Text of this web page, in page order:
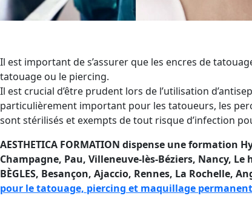
Il est important de s’assurer que les encres de
tatouage ou le piercing.
Il est crucial d’être prudent lors de l’utilisation
particulièrement important pour les tatoueurs, les
sont stérilisés et exempts de tout risque d’infection
AESTHETICA FORMATION dispense une
Champagne, Pau, Villeneuve-lès-Béziers, Nancy,
BÈGLES, Besançon, Ajaccio, Rennes, La Rochelle,
pour le tatouage, piercing et maquillage